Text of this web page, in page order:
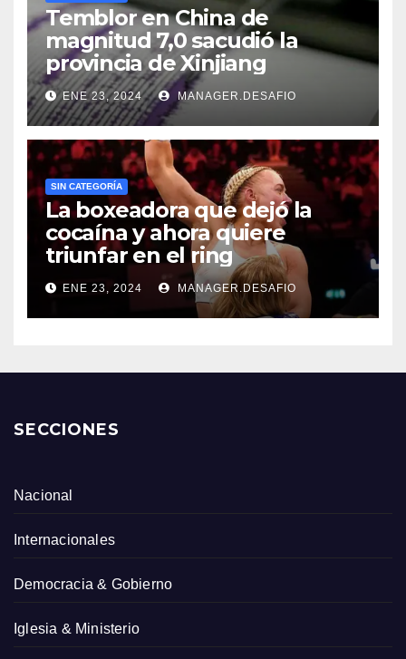
Temblor en China de
magnitud 7,0 sacudió la
provincia de Xinjiang
ENE 23, 2024 MANAGER.DESAFIO
SIN CATEGORÍA
La boxeadora que dejó la
cocaína y ahora quiere
triunfar en el ring​
ENE 23, 2024 MANAGER.DESAFIO
SECCIONES
Nacional
Internacionales
Democracia & Gobierno
Iglesia & Ministerio